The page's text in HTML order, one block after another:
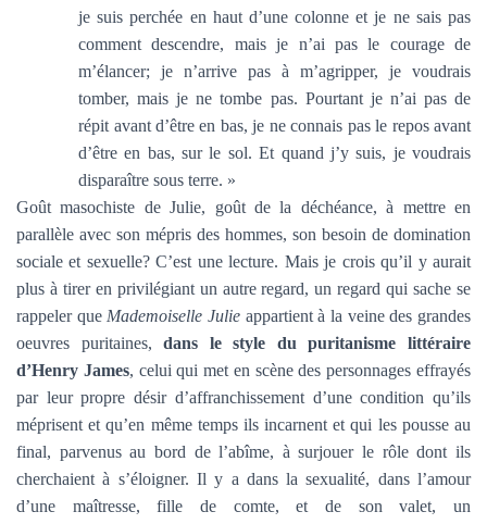
je suis perchée en haut d’une colonne et je ne sais pas
comment descendre, mais je n’ai pas le courage de
m’élancer; je n’arrive pas à m’agripper, je voudrais
tomber, mais je ne tombe pas. Pourtant je n’ai pas de
répit avant d’être en bas, je ne connais pas le repos avant
d’être en bas, sur le sol. Et quand j’y suis, je voudrais
disparaître sous terre. »
Goût masochiste de Julie, goût de la déchéance, à mettre en
parallèle avec son mépris des hommes, son besoin de domination
sociale et sexuelle? C’est une lecture. Mais je crois qu’il y aurait
plus à tirer en privilégiant un autre regard, un regard qui sache se
rappeler que Mademoiselle Julie appartient à la veine des grandes
oeuvres puritaines,dans le style du puritanisme littéraire
d’Henry James, celui qui met en scène des personnages effrayés
par leur propre désir d’affranchissement d’une condition qu’ils
méprisent et qu’en même temps ils incarnent et qui les pousse au
final, parvenus au bord de l’abîme, à surjouer le rôle dont ils
cherchaient à s’éloigner. Il y a dans la sexualité, dans l’amour
d’une maîtresse, fille de comte, et de son valet, un